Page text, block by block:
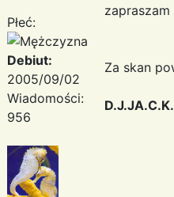
Płeć:
Debiut:
2005/09/02
Wiadomości:
956
zapraszam
Za skan
D.J.JA.C.K.